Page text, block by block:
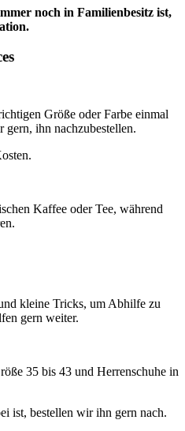
noch in Familienbesitz ist,
Größe oder Farbe einmal
ihn nachzubestellen.
Kaffee oder Tee, während
kleine Tricks, um Abhilfe zu
gern weiter.
35 bis 43 und Herrenschuhe in
ist, bestellen wir ihn gern nach.